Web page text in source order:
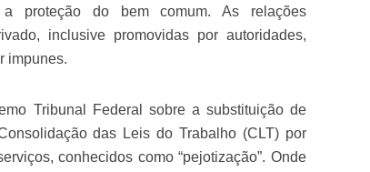
a proteção do bem comum. As relações
inclusive promovidas por autoridades,
impunes.
Tribunal Federal sobre a substituição de
das Leis do Trabalho (CLT) por
conhecidos como “pejotização”. Onde